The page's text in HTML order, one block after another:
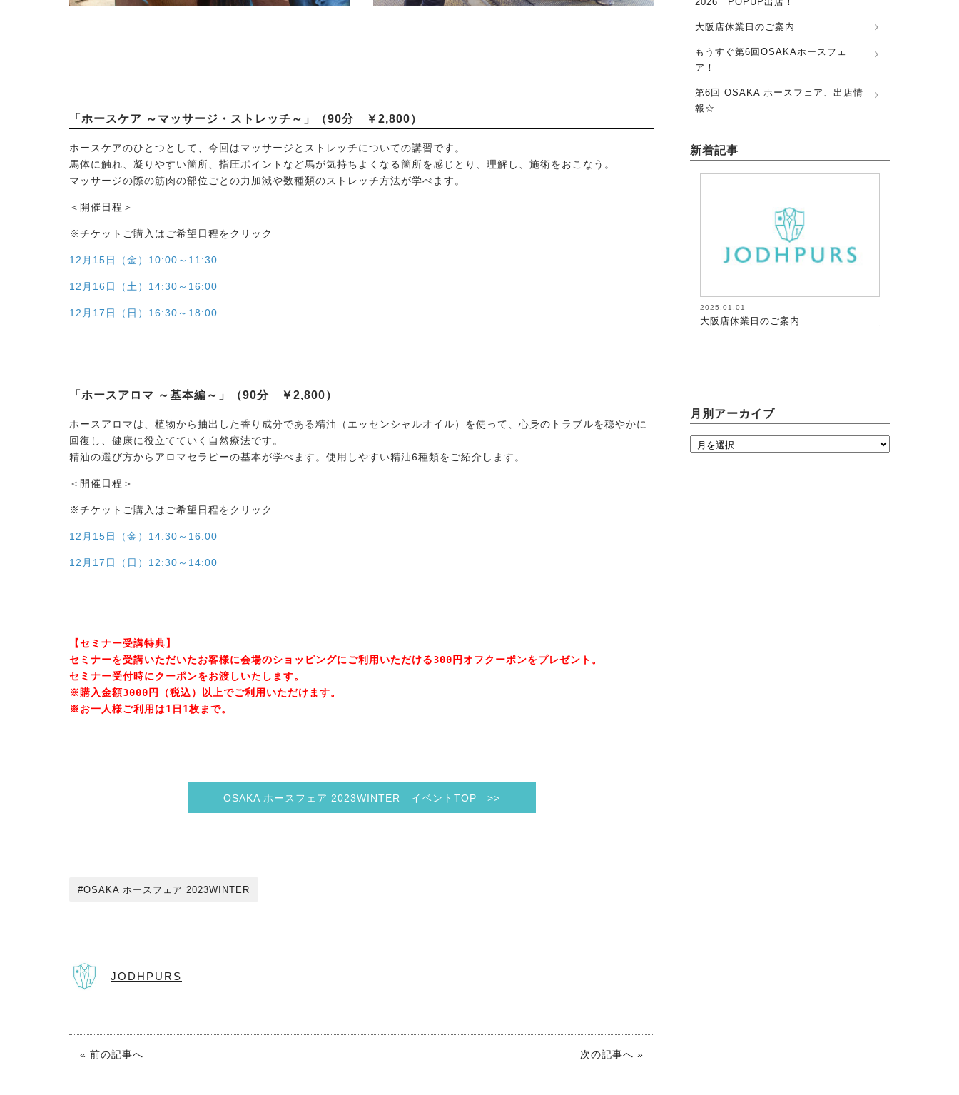
「ホースケア ～マッサージ・ストレッチ～」（90分 ￥2,800）
ホースケアのひとつとして、今回はマッサージとストレッチについての講習です。
馬体に触れ、凝りやすい箇所、指圧ポイントなど馬が気持ちよくなる箇所を感じとり、理解し、施術をおこなう。
マッサージの際の筋肉の部位ごとの力加減や数種類のストレッチ方法が学べます。
＜開催日程＞
※チケットご購入はご希望日程をクリック
12月15日（金）10:00～11:30
12月16日（土）14:30～16:00
12月17日（日）16:30～18:00
「ホースアロマ ～基本編～」（90分 ￥2,800）
ホースアロマは、植物から抽出した香り成分である精油（エッセンシャルオイル）を使って、心身のトラブルを穏やかに
回復し、健康に役立てていく自然療法です。
精油の選び方からアロマセラピーの基本が学べます。使用しやすい精油6種類をご紹介します。
＜開催日程＞
※チケットご購入はご希望日程をクリック
12月15日（金）14:30～16:00
12月17日（日）12:30～14:00
【セミナー受講特典】
セミナーを受講いただいたお客様に会場のショッピングにご利用いただける300円オフクーポンをプレゼント。
セミナー受付時にクーポンをお渡しいたします。
※購入金額3000円（税込）以上でご利用いただけます。
※お一人様ご利用は1日1枚まで。
OSAKA ホースフェア 2023WINTER イベントTOP >>
OSAKA ホースフェア 2023WINTER
JODHPURS
« 前の記事へ 次の記事へ »
大阪店休業日のご案内
もうすぐ第6回OSAKAホースフェ
ア！
第6回 OSAKA ホースフェア、出店情
報☆
新着記事
馬のおやつ New Flavor登場
2026.08.05
馬術（17）【～馬にたずさわる人全て
月別アーカイブ